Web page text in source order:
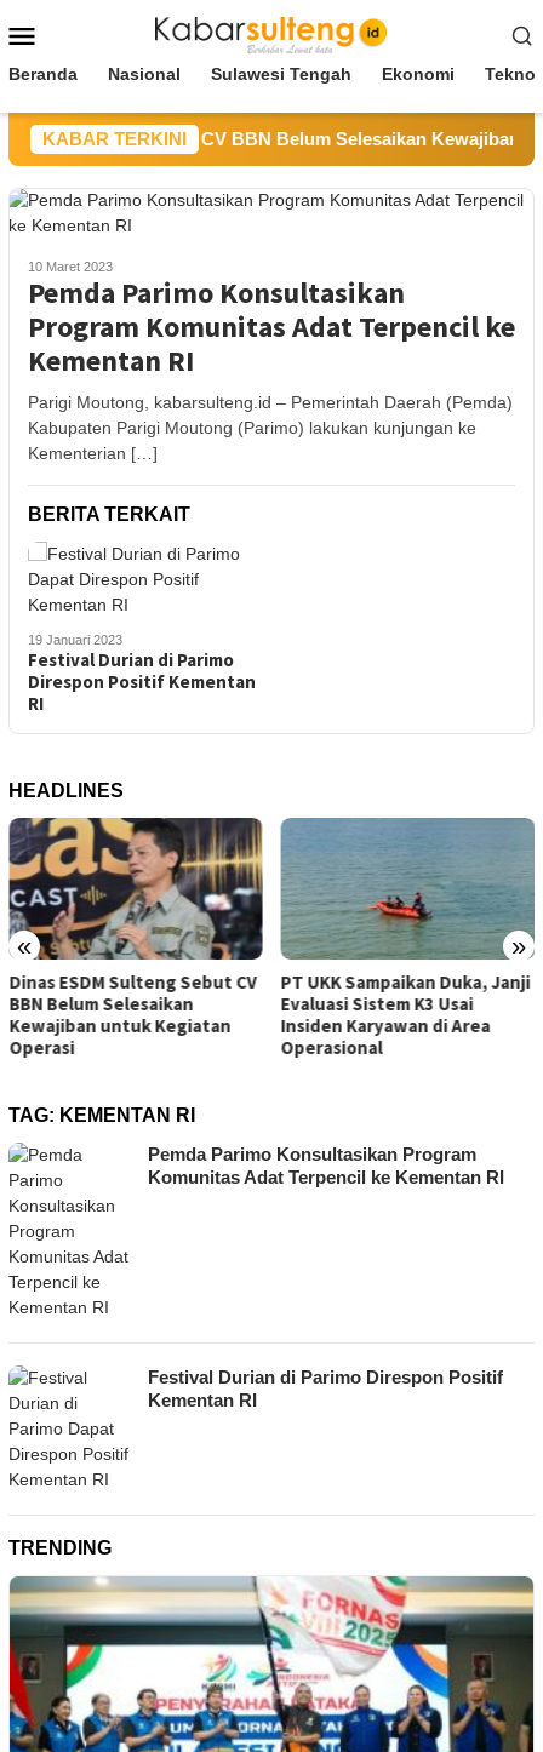
ke
Mobile
Beranda Nasional Sulawesi Tengah Ekonomi
KABAR TERKINI
Sulteng Sebut CV BBN Belum Selesaikan Kewajiban untuk
10 Maret 2023
Pemda Parimo Konsultasikan
Program Komunitas Adat Terpencil ke
Kementan RI
Parigi Moutong, kabarsulteng.id – Pemerintah Daerah (Pemda)
Kabupaten Parigi Moutong (Parimo) lakukan kunjungan ke
Kementerian […]
BERITA TERKAIT
19 Januari 2023
Festival Durian di Parimo
Direspon Positif Kementan
RI
HEADLINES
« »
Dinas ESDM Sulteng Sebut CV
BBN Belum Selesaikan
Kewajiban untuk Kegiatan
Operasi
PT UKK Sampaikan Duka, Janji
Evaluasi Sistem K3 Usai
Insiden Karyawan di Area
Operasional
TAG: KEMENTAN RI
Pemda Parimo Konsultasikan Program
Komunitas Adat Terpencil ke Kementan RI
Festival Durian di Parimo Direspon Positif
Kementan RI
TRENDING